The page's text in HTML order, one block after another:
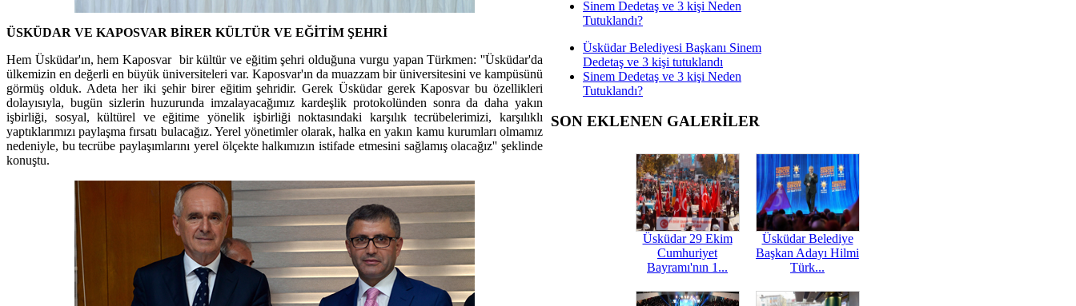
ÜSKÜDAR VE KAPOSVAR BİRER KÜLTÜR VE EĞİTİM ŞEHRİ
Hem Üsküdar'ın, hem Kaposvar bir kültür ve eğitim şehri olduğuna vurgu yapan Türkmen: ''Üsküdar'da
ülkemizin en değerli en büyük üniversiteleri var. Kaposvar'ın da muazzam bir üniversitesini ve kampüsünü
görmüş olduk. Adeta her iki şehir birer eğitim şehridir. Gerek Üsküdar gerek Kaposvar bu özellikleri
dolayısıyla, bugün sizlerin huzurunda imzalayacağımız kardeşlik protokolünden sonra da daha yakın
işbirliği, sosyal, kültürel ve eğitime yönelik işbirliği noktasındaki karşılık tecrübelerimizi, karşılıklı
yaptıklarımızı paylaşma fırsatı bulacağız. Yerel yönetimler olarak, halka en yakın kamu kurumları olmamız
nedeniyle, bu tecrübe paylaşımlarını yerel ölçekte halkımızın istifade etmesini sağlamış olacağız'' şeklinde
konuştu.
Sinem Dedetaş ve 3 kişi Neden
Tutuklandı?
Üsküdar Belediyesi Başkanı Sinem
Dedetaş ve 3 kişi tutuklandı
Sinem Dedetaş ve 3 kişi Neden
Tutuklandı?
SON EKLENEN GALERİLER
Üsküdar 29 Ekim
Cumhuriyet
Bayramı'nın 1...
Üsküdar Belediye
Başkan Adayı Hilmi
Türk...